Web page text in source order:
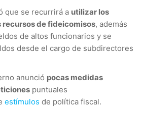
que se recurrirá a utilizar los
recursos de fideicomisos, además
de altos funcionarios y se
desde el cargo de subdirectores
anunció pocas medidas
puntuales
estímulos de política fiscal.